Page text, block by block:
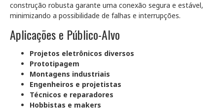
construção robusta garante uma conexão segura e estável,
minimizando a possibilidade de falhas e interrupções.
Aplicações e Público-Alvo
Projetos eletrônicos diversos
Prototipagem
Montagens industriais
Engenheiros e projetistas
Técnicos e reparadores
Hobbistas e makers